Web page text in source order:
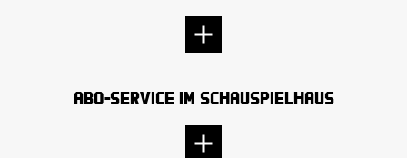
Abo-Service im Schauspielhaus